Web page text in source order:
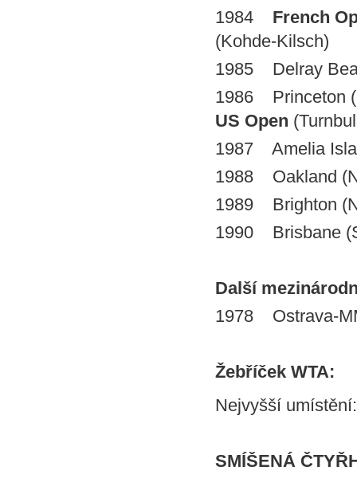
1984 French
(Kohde-Kilsch)
1985 Delray
1986 Princeton
US Open
1987 Amelia
1988 Oakland
1989 Brighton
1990 Brisbane
Další
1978 Ostrava-
Žebříček WTA:
Nejvyšší
SMÍŠENÁ